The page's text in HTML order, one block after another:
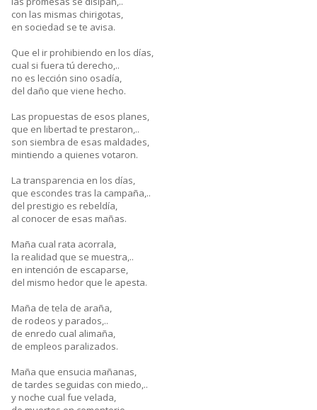
con las mismas chirigotas,
en sociedad se te avisa.
Que el ir prohibiendo en los días,
cual si fuera tú derecho,..
no es lección sino osadía,
del daño que viene hecho.
Las propuestas de esos planes,
que en libertad te prestaron,..
son siembra de esas maldades,
mintiendo a quienes votaron.
La transparencia en los días,
que escondes tras la campaña,..
del prestigio es rebeldía,
al conocer de esas mañas.
Maña cual rata acorrala,
la realidad que se muestra,..
en intención de escaparse,
del mismo hedor que le apesta.
Maña de tela de araña,
de rodeos y parados,..
de enredo cual alimaña,
de empleos paralizados.
Maña que ensucia mañanas,
de tardes seguidas con miedo,..
y noche cual fue velada,